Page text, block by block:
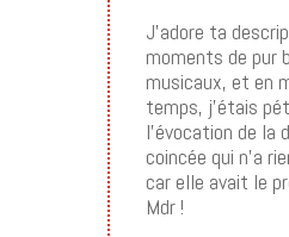
J’adore ta
moments de pur
musicaux, et en
temps, j’étais
l’évocation de la
coincée qui n’a
car elle avait le
Mdr !